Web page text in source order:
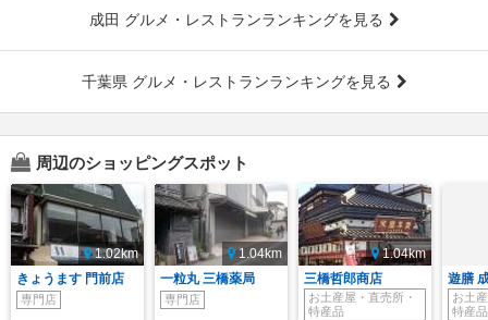
成田 グルメ・レストランランキングを見る
千葉県 グルメ・レストランランキングを見る
周辺のショッピングスポット
1.02km
きょうます 門前店
専門店
1.04km
一粒丸 三橋薬局
専門店
1.04km
三橋哲郎商店
お土産屋・直売所・
特産品
遊膳
お土
特産品